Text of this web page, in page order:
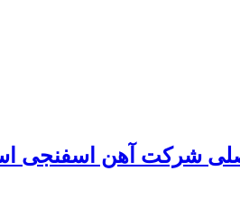
اصلی شرکت آهن اسفنجی